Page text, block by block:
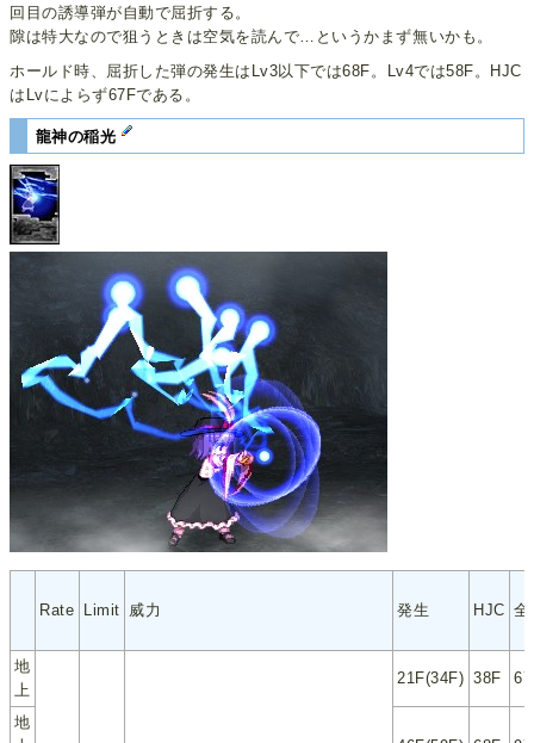
回目の誘導弾が自動で屈折する。
隙は特大なので狙うときは空気を読んで…というかまず無いかも。
ホールド時、屈折した弾の発生はLv3以下では68F。Lv4では58F。HJC
はLvによらず67Fである。
龍神の稲光
Rate Limit 威力 発生 HJC 全
地
上
21F(34F) 38F
地